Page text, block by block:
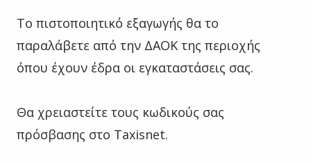
Το πιστοποιητικό εξαγωγής θα το
παραλάβετε από την ΔΑΟΚ της περιοχής
όπου έχουν έδρα οι εγκαταστάσεις σας.
Θα χρειαστείτε τους κωδικούς σας
πρόσβασης στο Taxisnet.